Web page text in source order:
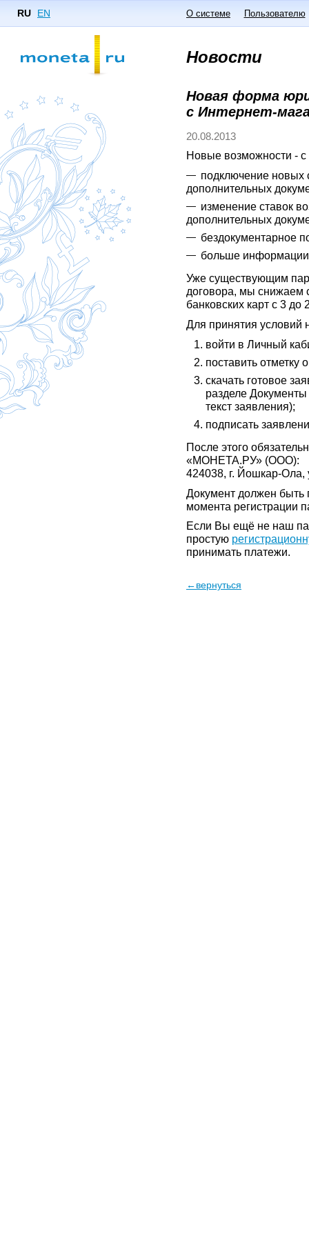
RU EN О системе Пользователю
Новости
Новая форма
с Интернет-
20.08.2013
Новые возможности -
подключение новых
дополнительных
изменение ставок
дополнительных
бездокументарное
больше
Уже существующим
договора, мы снижаем
банковских карт с 3 до
Для принятия условий
войти в Личный
поставить отметку
скачать готовое
разделе
текст заявления);
подписать
После этого
«МОНЕТА.РУ» (ООО):
424038, г. Йошкар-
Документ должен быть
момента регистрации
Если Вы ещё не наш
простую
принимать платежи.
←вернуться